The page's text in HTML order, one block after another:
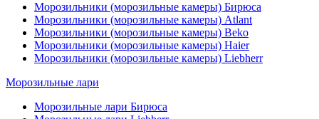
Морозильники (морозильные камеры) Бирюса
Морозильники (морозильные камеры) Atlant
Морозильники (морозильные камеры) Beko
Морозильники (морозильные камеры) Haier
Морозильники (морозильные камеры) Liebherr
Морозильные лари
Морозильные лари Бирюса